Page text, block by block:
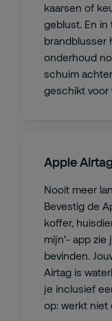
kaarsen of
geblust. En
brandblusser
onderhoud
schuim
geschikt voor
Apple Airtag
Nooit meer
Bevestig de
koffer,
mijn'- app zie
bevinden.
Airtag is
je inclusief
op: werkt niet